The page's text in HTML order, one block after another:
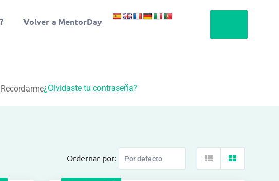
Volver a MentorDay
¿Olvidaste tu contraseña?
Ordernar por: